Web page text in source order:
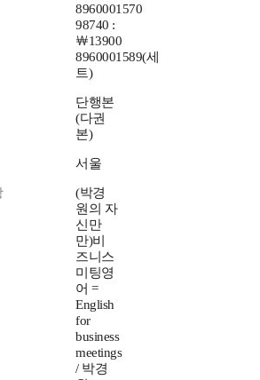
8960001570
98740 :
￦13900
8960001589(세
트)
단행본
(다권
본)
서울
(박경
원의 자
신만
만)비
즈니스
미팅영
어 =
English
for
business
meetings
/ 박경